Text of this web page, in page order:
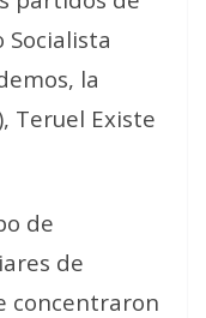
Socialista
la
Teruel Existe
de
de
concentraron